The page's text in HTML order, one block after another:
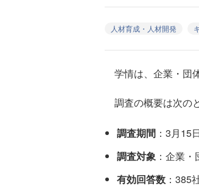
人材育成・人材開発
学情は、企業・団
調査の概要は次の
調査期間 ：3月15
調査対象 ：企業
有効回答数 ：385